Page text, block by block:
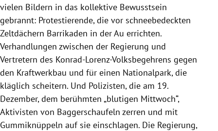
vielen Bildern in das kollektive Bewusstsein
gebrannt: Protestierende, die vor schneebedeckten
Zeltdächern Barrikaden in der Au errichten.
Verhandlungen zwischen der Regierung und
Vertretern des Konrad-Lorenz-Volksbegehrens gegen
den Kraftwerkbau und für einen Nationalpark, die
kläglich scheitern. Und Polizisten, die am 19.
Dezember, dem berühmten „blutigen Mittwoch“,
Aktivisten von Baggerschaufeln zerren und mit
Gummiknüppeln auf sie einschlagen. Die Regierung,